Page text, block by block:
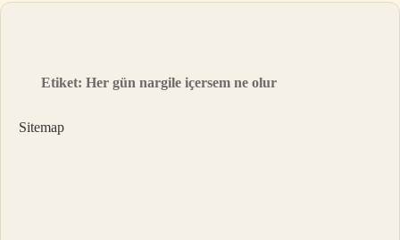
Etiket:Her gün nargile içersem ne olur
Sitemap